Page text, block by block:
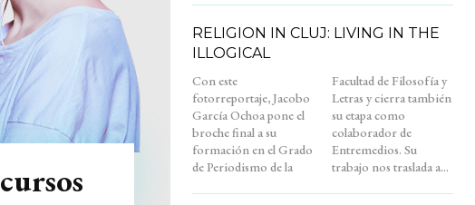
cursos
RELIGION IN CLUJ: LIVING IN THE
ILLOGICAL
Con este
fotorreportaje, Jacobo
García Ochoa pone el
broche final a su
formación en el Grado
de Periodismo de la
Facultad de Filosofía y
Letras y cierra también
su etapa como
colaborador de
Entremedios. Su
trabajo nos traslada a...